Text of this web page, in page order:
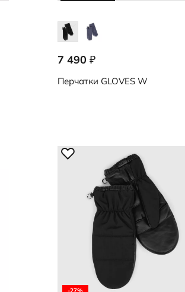
7 490 ₽
9107254/90000
Перчатки GLOVES W